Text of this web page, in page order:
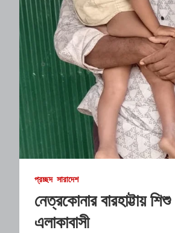
প্রচ্ছদ সারাদেশ
নেত্রকোনার বারহাট্টায়
এলাকাবাসী